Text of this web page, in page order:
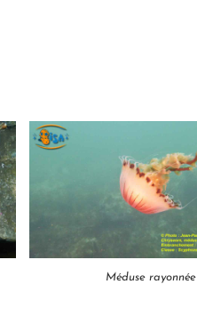
Méduse rayonnée